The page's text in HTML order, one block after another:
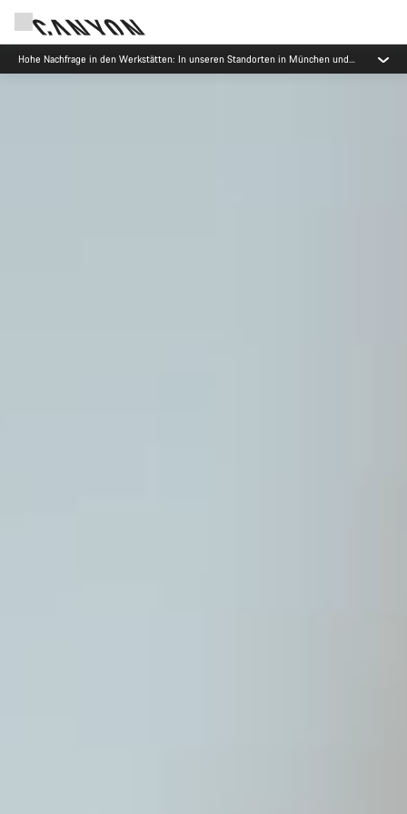
Hohe Nachfrage in den Werkstätten: In unseren Standorten in München und
Koblenz gibt es derzeit längere Wartezeiten als üblich.